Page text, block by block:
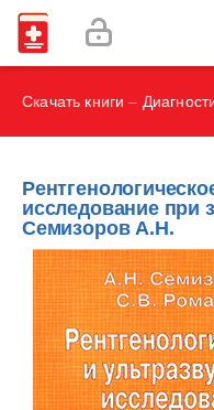
И.В., Брегель Л.В.,
Фокин В. А.
Скачать книги –
исследование при
Семизоров А.Н.